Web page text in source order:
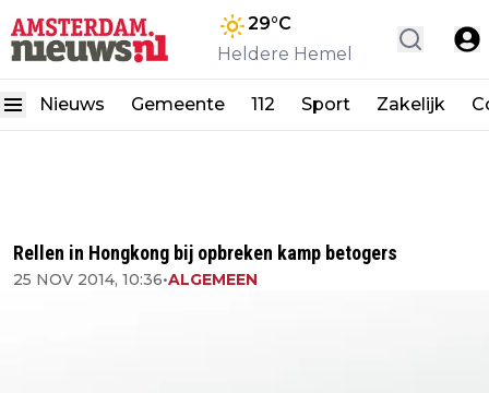
29°C
Heldere Hemel
Nieuws Gemeente 112 Sport Zakelijk
Rellen in Hongkong bij opbreken kamp betogers
25 NOV 2014, 10:36•ALGEMEEN